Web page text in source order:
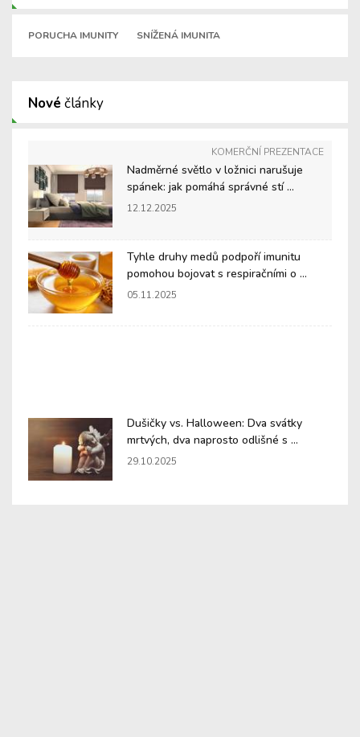
PORUCHA IMUNITY SNÍŽENÁ IMUNITA
Nové články
KOMERČNÍ PREZENTACE
Nadměrné světlo v ložnici narušuje
spánek: jak pomáhá správné stí ...
12.12.2025
Tyhle druhy medů podpoří imunitu
pomohou bojovat s respiračními o ...
05.11.2025
Dušičky vs. Halloween: Dva svátky
mrtvých, dva naprosto odlišné s ...
29.10.2025